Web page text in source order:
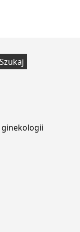
ginekologii